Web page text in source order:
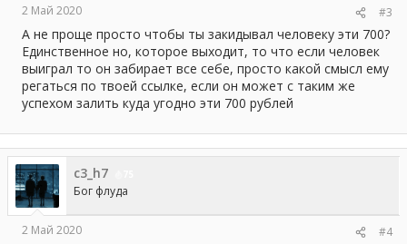
2 Май 2020 #3
А не проще просто чтобы ты закидывал человеку эти 700?
Единственное но, которое выходит, то что если человек
выиграл то он забирает все себе, просто какой смысл ему
регаться по твоей ссылке, если он может с таким же
успехом залить куда угодно эти 700 рублей
с3_h7
Бог флуда
2 Май 2020 #4